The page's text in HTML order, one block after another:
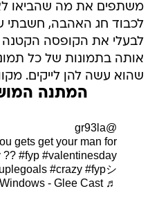
משתפים את מה שהביאו
לכבוד חג האהבה, חשבתי
לבעלי את הקופסה הקטנה
אותה בתמונות של כל
שהוא עשה להן לייקים.
המתנה
@gr93la
gets get your man for
?? #fyp #valentinesday
#crazy #fypシ
♬ Bust Your Windows - Glee Cast